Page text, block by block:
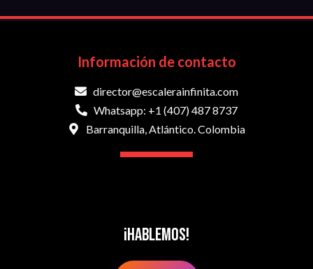
Información de contacto
director@escalerainfinita.com
Whatsapp: +1 (407) 487 8737
Barranquilla, Atlántico. Colombia
¡Hablemos!